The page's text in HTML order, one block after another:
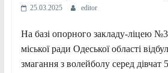
25.03.2025 editor
На базі опорного закладу-ліцею №3
міської ради Одеської області
змагання з волейболу серед дівчат